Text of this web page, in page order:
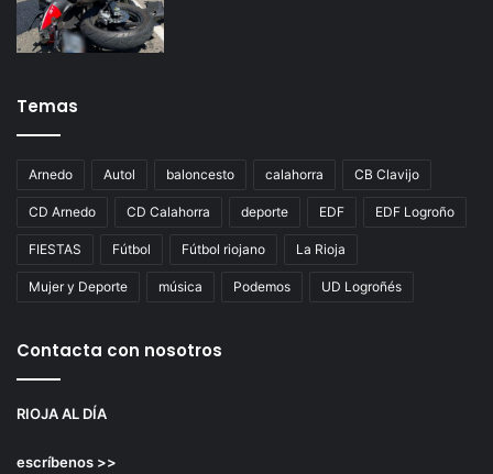
Temas
Arnedo Autol baloncesto calahorra CB Clavijo
CD Arnedo CD Calahorra deporte EDF EDF Logroño
FIESTAS Fútbol Fútbol riojano La Rioja
Mujer y Deporte música Podemos UD Logroñés
Contacta con nosotros
RIOJA AL DÍA
escríbenos >>